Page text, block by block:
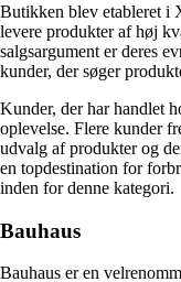
Butikken blev etableret i
levere produkter af høj
salgsargument er deres
kunder, der søger
Kunder, der har handlet
oplevelse. Flere kunder
udvalg af produkter og
en topdestination for
inden for denne kategori.
Bauhaus
Bauhaus er en